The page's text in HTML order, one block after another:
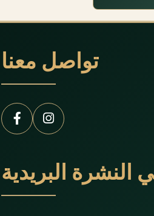
تواصل معنا
النشرة البريدية